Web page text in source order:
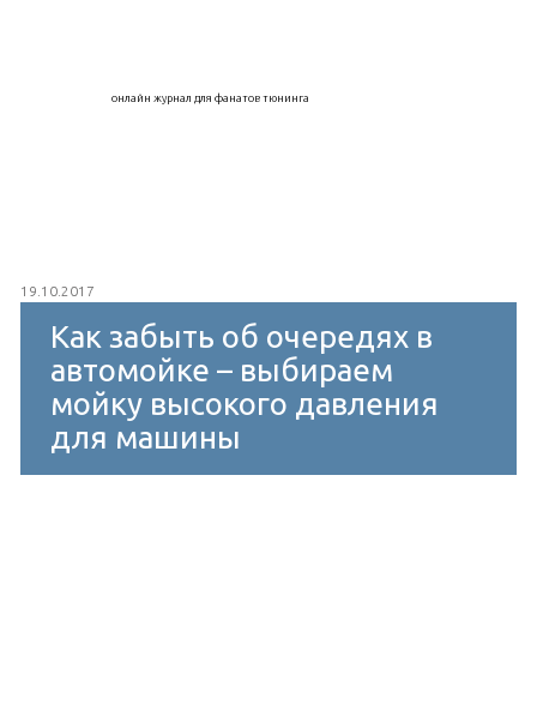
онлайн журнал для фанатов тюнинга
19.10.2017
Как забыть об очередях в
автомойке – выбираем
мойку высокого давления
для машины